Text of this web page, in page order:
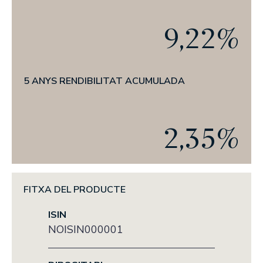
ANUNCIS CORPORATIUS
9,22%
5 ANYS RENDIBILITAT ACUMULADA
2,35%
FITXA DEL PRODUCTE
ISIN
NOISIN000001